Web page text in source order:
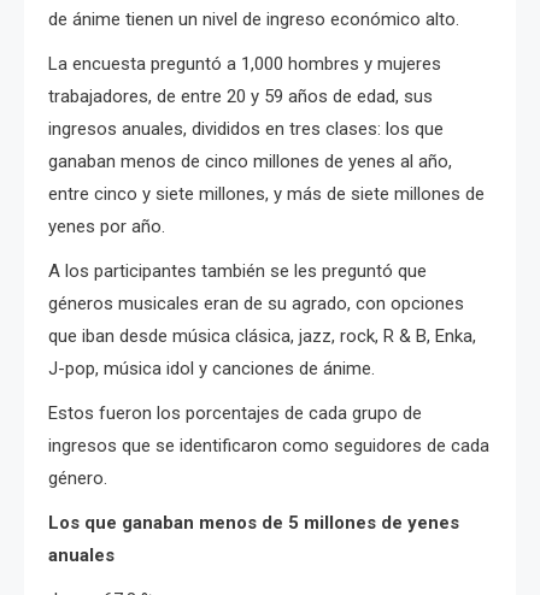
de ánime tienen un nivel de ingreso económico alto.
La encuesta preguntó a 1,000 hombres y mujeres
trabajadores, de entre 20 y 59 años de edad, sus
ingresos anuales, divididos en tres clases: los que
ganaban menos de cinco millones de yenes al año,
entre cinco y siete millones, y más de siete millones de
yenes por año.
A los participantes también se les preguntó que
géneros musicales eran de su agrado, con opciones
que iban desde música clásica, jazz, rock, R & B, Enka,
J-pop, música idol y canciones de ánime.
Estos fueron los porcentajes de cada grupo de
ingresos que se identificaron como seguidores de cada
género.
Los que ganaban menos de 5 millones de yenes
anuales